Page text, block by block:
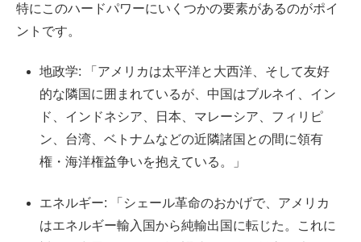
特にこのハードパワーにいくつかの要素があるのがポイ
ントです。
地政学: 「アメリカは太平洋と大西洋、そして友好
的な隣国に囲まれているが、中国はブルネイ、イン
ド、インドネシア、日本、マレーシア、フィリピ
ン、台湾、ベトナムなどの近隣諸国との間に領有
権・海洋権益争いを抱えている。」
エネルギー: 「シェール革命のおかげで、アメリカ
はエネルギー輸入国から純輸出国に転じた。これに